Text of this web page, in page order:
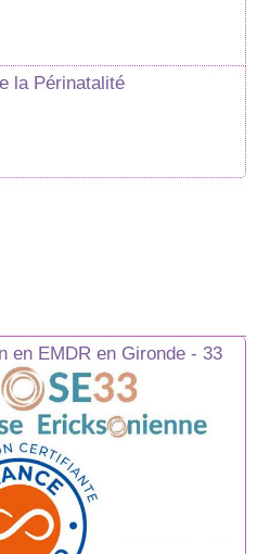
la Périnatalité
en EMDR en Gironde - 33